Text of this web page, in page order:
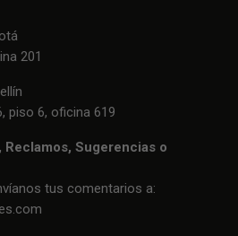
201
piso 6, oficina 619
Reclamos, Sugerencias o
tus comentarios a: